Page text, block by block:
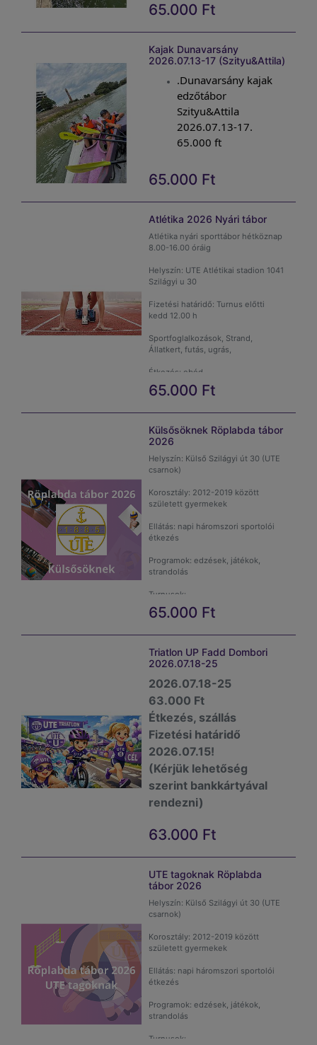
65.000 Ft
Kajak Dunavarsány
2026.07.13-17 (Szityu&Attila)
.Dunavarsány kajak
edzőtábor
Szityu&Attila
2026.07.13-17.
65.000 ft
65.000 Ft
Atlétika 2026 Nyári tábor
Atlétika nyári sporttábor hétköznap
8.00-16.00 óráig
Helyszín: UTE Atlétikai stadion 1041
Szilágyi u 30
Fizetési határidő: Turnus előtti
kedd 12.00 h
Sportfoglalkozások, Strand,
Állatkert, futás, ugrás,
Étkezés: ebéd
Minimum létszám: 10 fő
65.000 Ft
Külsősöknek Röplabda tábor
2026
Helyszín: Külső Szilágyi út 30 (UTE
csarnok)
Korosztály: 2012-2019 között
született gyermekek
Ellátás: napi háromszori sportolói
étkezés
Programok: edzések, játékok,
strandolás
Turnusok:
Kérem a képre kattintva vásárolja
Kötelező adatok a
Befizetési határidő:
I. turnusra: 2026.06.08.-ig.
II Turnus:2026.06.15.-ig!
III Turnus befizetési határidő
felett indulnak!
Táborszervező: Fekete Krisztina
feki@ute.hu
65.000 Ft
Triatlon UP Fadd Dombori
2026.07.18-25
2026.07.18-25
63.000 Ft
Étkezés, szállás
Fizetési határidő
2026.07.15!
(Kérjük lehetőség
szerint bankkártyával
rendezni)
63.000 Ft
UTE tagoknak Röplabda
tábor 2026
Helyszín: Külső Szilágyi út 30 (UTE
csarnok)
Korosztály: 2012-2019 között
született gyermekek
Ellátás: napi háromszori sportolói
étkezés
Programok: edzések, játékok,
strandolás
Turnusok: